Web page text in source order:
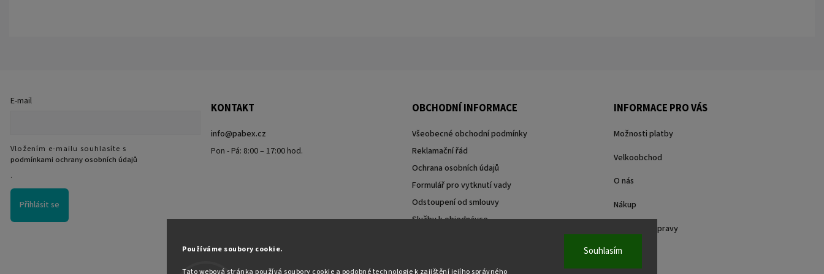
Používáme soubory cookie.
Tato webová stránka používá soubory cookie a podobné technologie k zajištění jejího správného
Souhlasím
E-mail
Vložením e-mailu souhlasíte s
podmínkami ochrany osobních údajů
.
Přihlásit se
KONTAKT
info@pabex.cz
Pon - Pá: 8:00 – 17:00 hod.
OBCHODNÍ INFORMACE
Všeobecné obchodní podmínky
Reklamační řád
Ochrana osobních údajů
Formulář pro vytknutí vady
Odstoupení od smlouvy
Služby k objednávce
INFORMACE PRO VÁS
Možnosti platby
Velkoobchod
O nás
Nákup
Způsoby dopravy